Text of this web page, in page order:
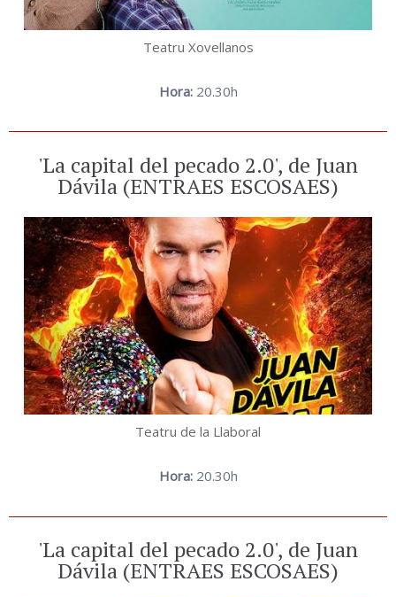
Teatru Xovellanos
Hora:20.30h
'La capital del pecado 2.0', de Juan
Dávila (ENTRAES ESCOSAES)
Teatru de la Llaboral
Hora:20.30h
'La capital del pecado 2.0', de Juan
Dávila (ENTRAES ESCOSAES)